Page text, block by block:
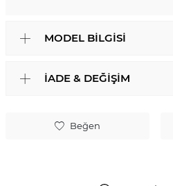
Beğen
MODEL BILGISI
İADE & DEĞIŞIM